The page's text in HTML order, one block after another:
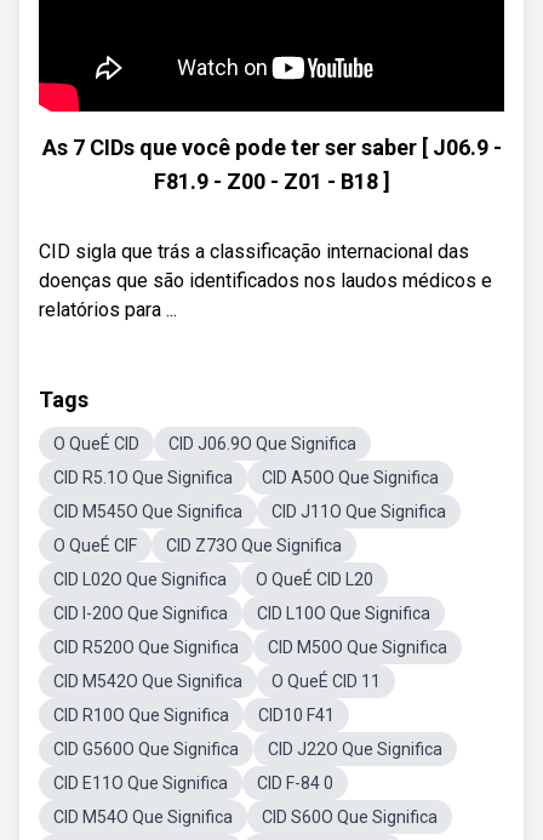
As 7 CIDs que você pode ter ser saber [ J06.9 -
F81.9 - Z00 - Z01 - B18 ]
CID sigla que trás a classificação internacional das
doenças que são identificados nos laudos médicos e
relatórios para ...
Tags
O QueÉ CID
CID J06.9O Que Significa
CID R5.1O Que Significa
CID A50O Que Significa
CID M545O Que Significa
CID J11O Que Significa
O QueÉ CIF
CID Z73O Que Significa
CID L02O Que Significa
O QueÉ CID L20
CID I-20O Que Significa
CID L10O Que Significa
CID R520O Que Significa
CID M50O Que Significa
CID M542O Que Significa
O QueÉ CID 11
CID R10O Que Significa
CID10 F41
CID G560O Que Significa
CID J22O Que Significa
CID E11O Que Significa
CID F-84 0
CID M54O Que Significa
CID S60O Que Significa